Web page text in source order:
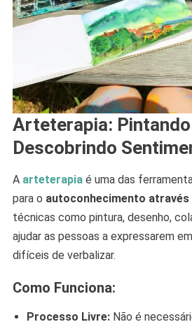
Arteterapia:
Descobrindo
A arteterapiaé uma das
para o autoconhecimento através
técnicas como pintura, desenho,
ajudar as pessoas a expressarem
difíceis de verbalizar.
Como Funciona:
Processo Livre:Não é